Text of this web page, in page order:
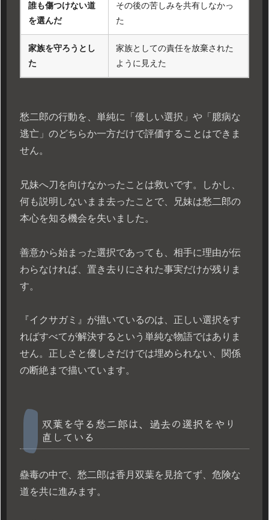
誰も傷つけない道
を選んだ
その後の苦しみを共有しなかっ
た
家族を守ろうとし
た
家族としての責任を放棄された
ように見えた
愁二郎の行動を、単純に「優しい選択」や「臆病な
逃亡」のどちらか一方だけで評価することはできま
せん。
兄妹へ刀を向けなかったことは救いです。しかし、
何も説明しないまま去ったことで、兄妹は愁二郎の
本心を知る機会を失いました。
善意から始まった選択であっても、相手に理由が伝
わらなければ、置き去りにされた事実だけが残りま
す。
『イクサガミ』が描いているのは、正しい選択をす
ればすべてが解決するという単純な物語ではありま
せん。正しさと優しさだけでは埋められない、関係
の断絶まで描いています。
双葉を守る愁二郎は、過去の選択をやり
直している
蠱毒の中で、愁二郎は香月双葉を見捨てず、危険な
道を共に進みます。